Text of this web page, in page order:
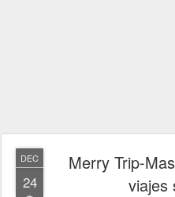
DEC
24
Merry Trip-
viajes